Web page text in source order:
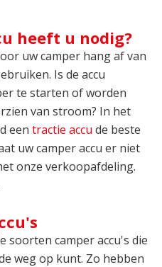
heeft u nodig?
uw camper hang af van
Is de accu
te starten of worden
van stroom? In het
een tractie accu de beste
uw camper accu er niet
onze verkoopafdeling.
soorten camper accu's die
weg op kunt. Zo hebben